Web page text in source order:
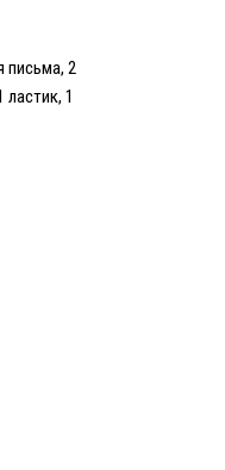
письма, 2
1